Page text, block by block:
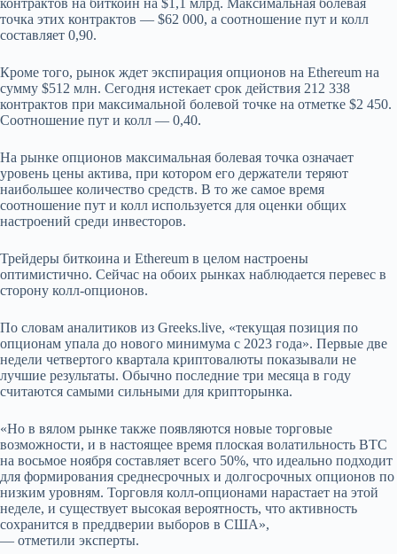
точка этих контрактов — $62 000, а соотношение пут и колл
составляет 0,90.
Кроме того, рынок ждет экспирация опционов на Ethereum на
сумму $512 млн. Сегодня истекает срок действия 212 338
контрактов при максимальной болевой точке на отметке $2 450.
Соотношение пут и колл — 0,40.
На рынке опционов максимальная болевая точка означает
уровень цены актива, при котором его держатели теряют
наибольшее количество средств. В то же самое время
соотношение пут и колл используется для оценки общих
настроений среди инвесторов.
Трейдеры биткоина и Ethereum в целом настроены
оптимистично. Сейчас на обоих рынках наблюдается перевес в
сторону колл-опционов.
По словам аналитиков из Greeks.live, «текущая позиция по
опционам упала до нового минимума с 2023 года». Первые две
недели четвертого квартала криптовалюты показывали не
лучшие результаты. Обычно последние три месяца в году
считаются самыми сильными для крипторынка.
«Но в вялом рынке также появляются новые торговые
возможности, и в настоящее время плоская волатильность BTC
на восьмое ноября составляет всего 50%, что идеально подходит
для формирования среднесрочных и долгосрочных опционов по
низким уровням. Торговля колл-опционами нарастает на этой
неделе, и существует высокая вероятность, что активность
сохранится в преддверии выборов в США»,
— отметили эксперты.